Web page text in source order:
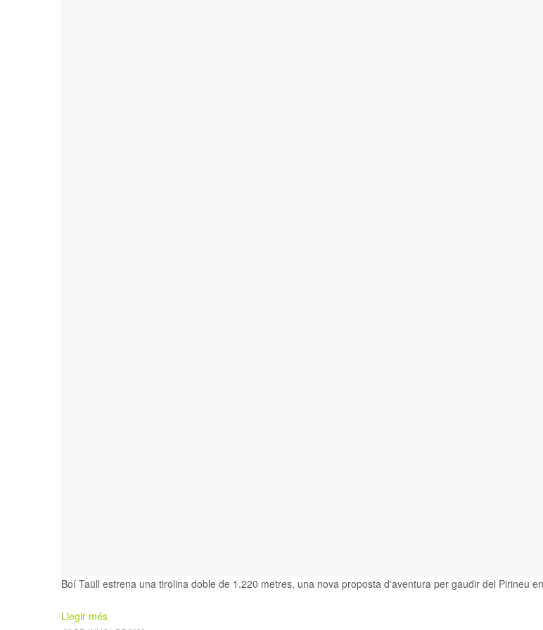
Boí Taüll estrena una tirolina doble de 1.220 metres, una nova proposta d'aventura per gaudir del Pirineu
Llegir mésDetails